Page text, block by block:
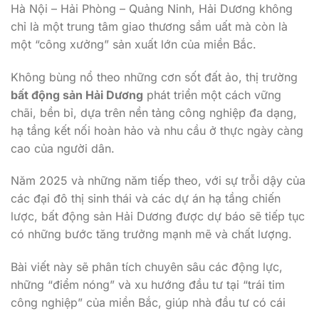
Hà Nội – Hải Phòng – Quảng Ninh, Hải Dương không
chỉ là một trung tâm giao thương sầm uất mà còn là
một “công xưởng” sản xuất lớn của miền Bắc.
Không bùng nổ theo những cơn sốt đất ảo, thị trường
bất động sản Hải Dương phát triển một cách vững
chãi, bền bỉ, dựa trên nền tảng công nghiệp đa dạng,
hạ tầng kết nối hoàn hảo và nhu cầu ở thực ngày càng
cao của người dân.
Năm 2025 và những năm tiếp theo, với sự trỗi dậy của
các đại đô thị sinh thái và các dự án hạ tầng chiến
lược, bất động sản Hải Dương được dự báo sẽ tiếp tục
có những bước tăng trưởng mạnh mẽ và chất lượng.
Bài viết này sẽ phân tích chuyên sâu các động lực,
những “điểm nóng” và xu hướng đầu tư tại “trái tim
công nghiệp” của miền Bắc, giúp nhà đầu tư có cái